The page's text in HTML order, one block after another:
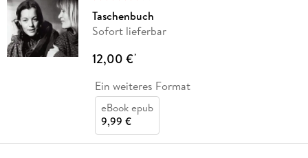
Taschenbuch
Sofort lieferbar
12,00 €*
Ein weiteres Format
eBook epub
9,99 €